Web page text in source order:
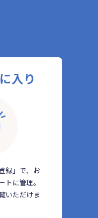
入り
録」で、お
トに管理。
いただけま